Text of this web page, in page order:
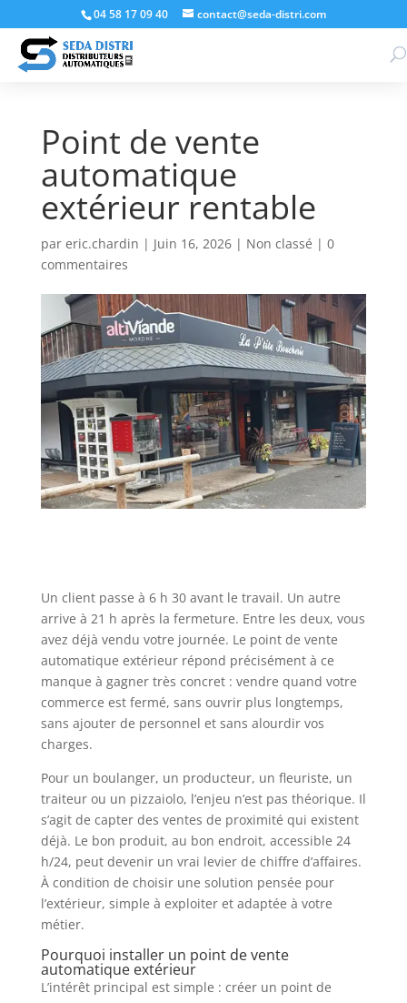
04 58 17 09 40 contact@seda-distri.com
Point de vente
automatique
extérieur rentable
par eric.chardin | Juin 16, 2026| Non classé | 0
commentaires
Un client passe à 6 h 30 avant le travail. Un autre
arrive à 21 h après la fermeture. Entre les deux, vous
avez déjà vendu votre journée. Le point de vente
automatique extérieur répond précisément à ce
manque à gagner très concret : vendre quand votre
commerce est fermé, sans ouvrir plus longtemps,
sans ajouter de personnel et sans alourdir vos
charges.
Pour un boulanger, un producteur, un fleuriste, un
traiteur ou un pizzaiolo, l’enjeu n’est pas théorique. Il
s’agit de capter des ventes de proximité qui existent
déjà. Le bon produit, au bon endroit, accessible 24
h/24, peut devenir un vrai levier de chiffre d’affaires.
À condition de choisir une solution pensée pour
l’extérieur, simple à exploiter et adaptée à votre
métier.
Pourquoi installer un point de vente
automatique extérieur
L’intérêt principal est simple : créer un point de